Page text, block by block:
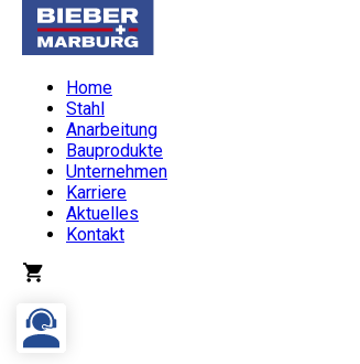
Home
Stahl
Anarbeitung
Bauprodukte
Unternehmen
Karriere
Aktuelles
Kontakt